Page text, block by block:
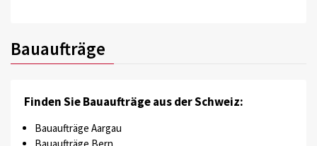
Bauaufträge
Finden Sie Bauaufträge aus der Schweiz:
Bauaufträge Aargau